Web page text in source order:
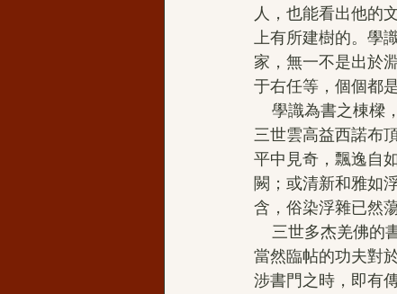
人，也能看出他的
上有所建樹的。學
家，無一不是出於
于右任等，個個都
三世雲高益西諾布
平中見奇，飄逸自
闕；或清新和雅如
含，俗染浮雜已然
當然臨帖的功夫對
涉書門之時，即有